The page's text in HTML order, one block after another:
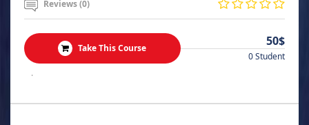
Reviews (0)
Take This Course 50$
0 Student
.